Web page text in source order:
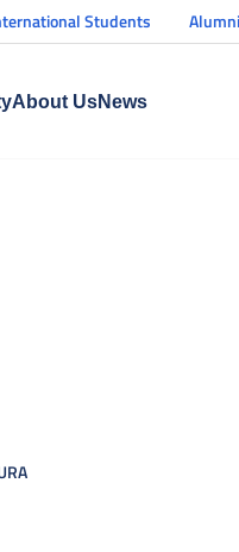
Students Alumni
About UsNews